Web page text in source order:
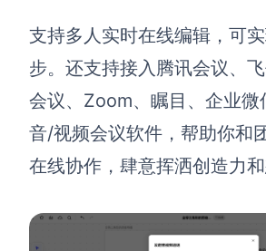
支持多人实时在线编辑，可
步。还支持接入腾讯会议、
会议、Zoom、瞩目、企业微
音/视频会议软件，帮助你和
在线协作，肆意挥洒创造力和